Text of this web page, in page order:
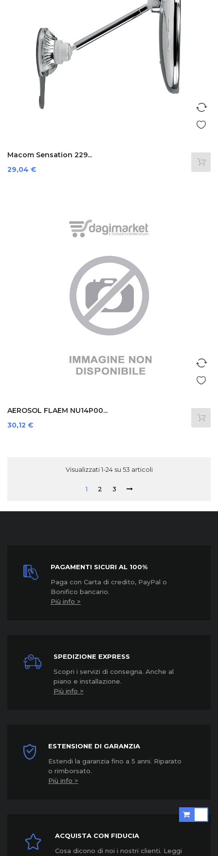
Macom Sensation 229...
Prezzo
29,04 €
AEROSOL FLAEM NU14P00...
Prezzo
30,12 €
Visualizzati 1-24 su 53 articoli
1 2 3
PAGAMENTI SICURI AL 100%
Paga con Carta di credito, PayPal o
Bonifico bancario.
Più info >
SPEDIZIONE EXPRESS
Scopri i servizi di consegna. Anche al
piano e installazione.
Più info >
ESTENSIONE DI GARANZIA
Estendi la garanzia fino a 5 anni. Riparato
o rimborsato.
Più info >
ACQUISTA CON FIDUCIA
Cosa dicono di noi i nostri clienti. Leggi